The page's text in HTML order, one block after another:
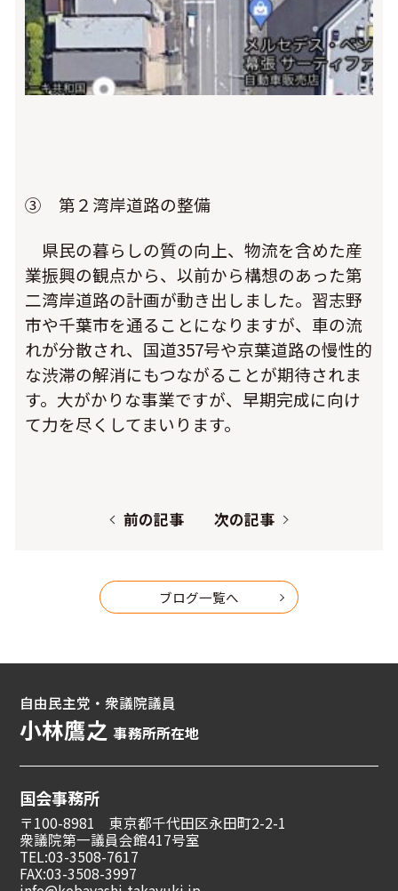
③ 第２湾岸道路の整備
県民の暮らしの質の向上、物流を含めた産
業振興の観点から、以前から構想のあった第
二湾岸道路の計画が動き出しました。習志野
市や千葉市を通ることになりますが、車の流
れが分散され、国道357号や京葉道路の慢性的
な渋滞の解消にもつながることが期待されま
す。大がかりな事業ですが、早期完成に向け
て力を尽くしてまいります。
前の記事 次の記事
ブログ一覧へ
自由民主党・衆議院議員
小林鷹之事務所所在地
国会事務所
〒100-8981 東京都千代田区永田町2-2-1
衆議院第一議員会館417号室
TEL:03-3508-7617
FAX:03-3508-3997